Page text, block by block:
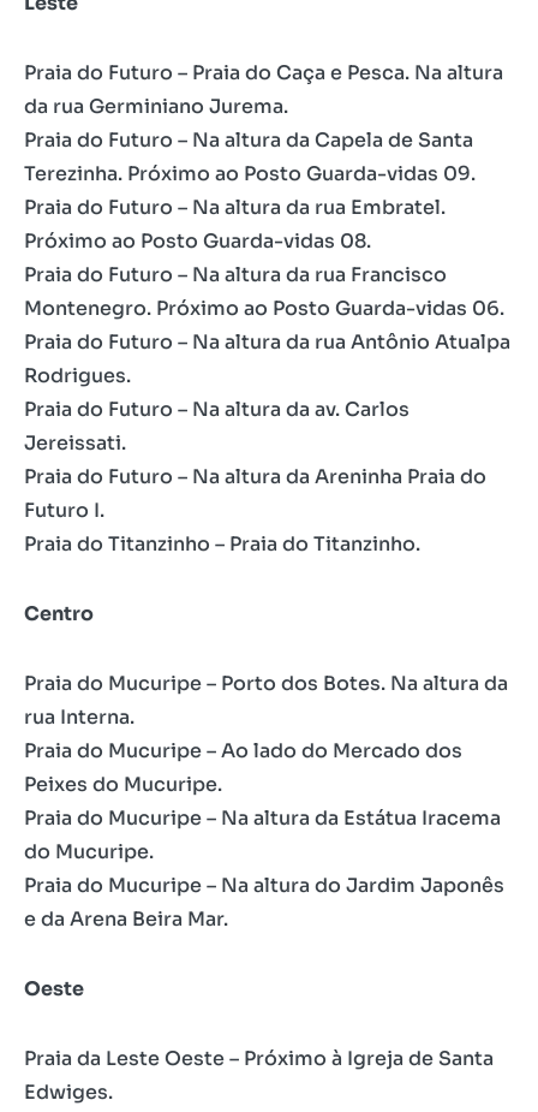
Praia do Futuro – Praia do Caça e Pesca. Na altura
da rua Germiniano Jurema.
Praia do Futuro – Na altura da Capela de Santa
Terezinha. Próximo ao Posto Guarda-vidas 09.
Praia do Futuro – Na altura da rua Embratel.
Próximo ao Posto Guarda-vidas 08.
Praia do Futuro – Na altura da rua Francisco
Montenegro. Próximo ao Posto Guarda-vidas 06.
Praia do Futuro – Na altura da rua Antônio Atualpa
Rodrigues.
Praia do Futuro – Na altura da av. Carlos
Jereissati.
Praia do Futuro – Na altura da Areninha Praia do
Futuro I.
Praia do Titanzinho – Praia do Titanzinho.
Centro
Praia do Mucuripe – Porto dos Botes. Na altura da
rua Interna.
Praia do Mucuripe – Ao lado do Mercado dos
Peixes do Mucuripe.
Praia do Mucuripe – Na altura da Estátua Iracema
do Mucuripe.
Praia do Mucuripe – Na altura do Jardim Japonês
e da Arena Beira Mar.
Oeste
Praia da Leste Oeste – Próximo à Igreja de Santa
Edwiges.